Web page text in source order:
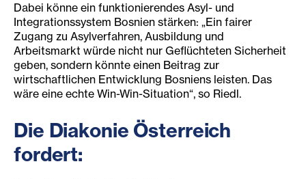
Dabei könne ein funktionierendes Asyl- und
Integrationssystem Bosnien stärken: „Ein fairer
Zugang zu Asylverfahren, Ausbildung und
Arbeitsmarkt würde nicht nur Geflüchteten Sicherheit
geben, sondern könnte einen Beitrag zur
wirtschaftlichen Entwicklung Bosniens leisten. Das
wäre eine echte Win-Win-Situation“, so Riedl.
Die Diakonie Österreich
fordert: